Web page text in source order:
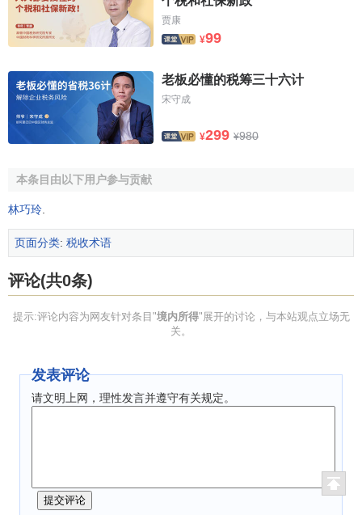
贾康
¥99
老板必懂的税筹三十六计
宋守成
¥299 ¥980
本条目由以下用户参与贡献
林巧玲.
页面分类: 税收术语
评论(共0条)
提示:评论内容为网友针对条目"境内所得"展开的讨论，与本站观点立场无
关。
发表评论
请文明上网，理性发言并遵守有关规定。